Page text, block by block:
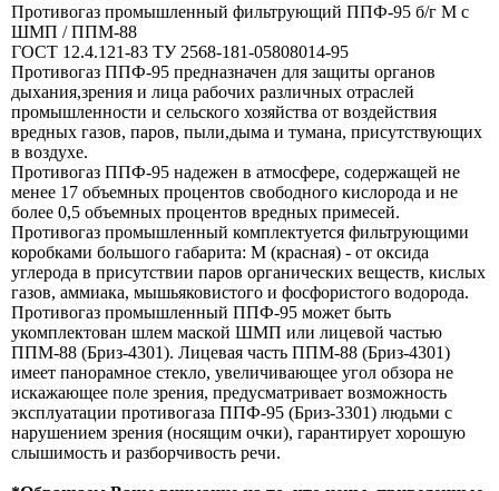
Противогаз промышленный фильтрующий ППФ-95 б/г М с
ШМП / ППМ-88
ГОСТ 12.4.121-83 ТУ 2568-181-05808014-95
Противогаз ППФ-95 предназначен для защиты органов
дыхания,зрения и лица рабочих различных отраслей
промышленности и сельского хозяйства от воздействия
вредных газов, паров, пыли,дыма и тумана, присутствующих
в воздухе.
Противогаз ППФ-95 надежен в атмосфере, содержащей не
менее 17 объемных процентов свободного кислорода и не
более 0,5 объемных процентов вредных примесей.
Противогаз промышленный комплектуется фильтрующими
коробками большого габарита: М (красная) - от оксида
углерода в присутствии паров органических веществ, кислых
газов, аммиака, мышьяковистого и фосфористого водорода.
Противогаз промышленный ППФ-95 может быть
укомплектован шлем маской ШМП или лицевой частью
ППМ-88 (Бриз-4301). Лицевая часть ППМ-88 (Бриз-4301)
имеет панорамное стекло, увеличивающее угол обзора не
искажающее поле зрения, предусматривает возможность
эксплуатации противогаза ППФ-95 (Бриз-3301) людьми с
нарушением зрения (носящим очки), гарантирует хорошую
слышимость и разборчивость речи.